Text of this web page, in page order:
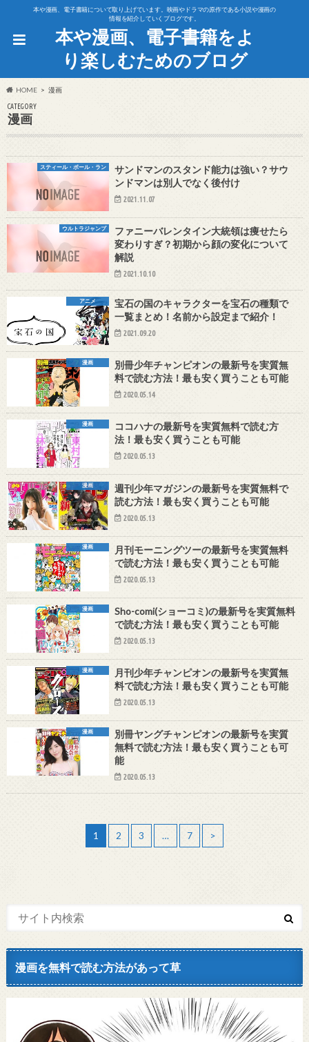
本や漫画、電子書籍について取り上げています。映画やドラマの原作である小説や漫画の
情報を紹介していくブログです。
本や漫画、電子書籍をよ
り楽しむためのブログ
HOME 漫画
CATEGORY
漫画
スティール・ボール・ラン
サンドマンのスタンド能力は強い？サウ
ンドマンは別人でなく後付け
2021.11.07
ウルトラジャンプ
ファニーバレンタイン大統領は痩せたら
変わりすぎ？初期から顔の変化について
解説
2021.10.10
アニメ
宝石の国のキャラクターを宝石の種類で
一覧まとめ！名前から設定まで紹介！
2021.09.20
漫画
別冊少年チャンピオンの最新号を実質無
料で読む方法！最も安く買うことも可能
2020.05.14
漫画
ココハナの最新号を実質無料で読む方
法！最も安く買うことも可能
2020.05.13
漫画
週刊少年マガジンの最新号を実質無料で
読む方法！最も安く買うことも可能
2020.05.13
漫画
月刊モーニングツーの最新号を実質無料
で読む方法！最も安く買うことも可能
2020.05.13
漫画
Sho-comi(ショーコミ)の最新号を実質無料
で読む方法！最も安く買うことも可能
2020.05.13
漫画
月刊少年チャンピオンの最新号を実質無
料で読む方法！最も安く買うことも可能
2020.05.13
漫画
別冊ヤングチャンピオンの最新号を実質
無料で読む方法！最も安く買うことも可
能
2020.05.13
1 2 3 … 7 >
漫画を無料で読む方法があって草